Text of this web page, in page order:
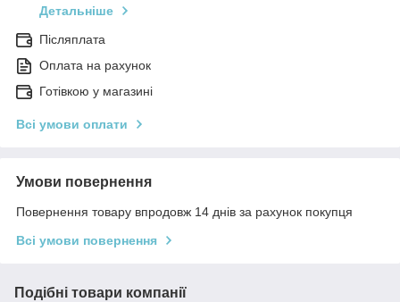
Детальніше
Післяплата
Оплата на рахунок
Готівкою у магазині
Всі умови оплати
Умови повернення
Повернення товару впродовж 14 днів за рахунок покупця
Всі умови повернення
Подібні товари компанії